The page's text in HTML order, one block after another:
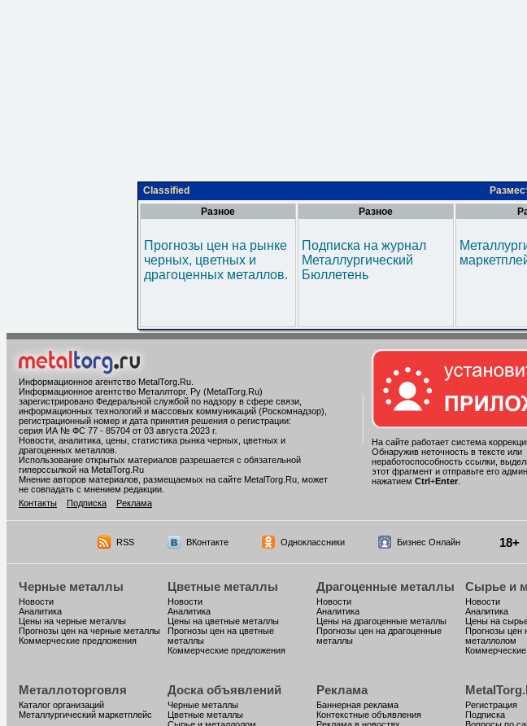
Classified
Разное
Прогнозы цен на рынке
черных, цветных и
драгоценных металлов.
Разное
Подписка на журнал
Металлургический
Бюллетень
Информационное агентство MetalTorg.Ru
Информационное агентство Металлторг. Ру (MetalTorg.Ru)
зарегистрировано Федеральной службой по надзору в сфере связи,
информационных технологий и массовых коммуникаций (Роскомнадзор),
регистрационный номер и дата принятия решения о регистрации:
серия ИА № ФС 77 - 85704 от 03 августа 2023 г.
Новости, аналитика, цены, статистика рынка черных, цветных и
драгоценных металлов.
Использование открытых материалов разрешается с обязательной
гиперссылкой на MetalTorg.Ru
Мнение авторов материалов, размещаемых на сайте MetalTorg.Ru, может
не совпадать с мнением редакции.
Контакты
Подписка Реклама
На сайте работает система
Обнаружив неточность в тексте или
неработоспособность ссылки,
этот фрагмент и отправьте его
нажатием Ctrl +Enter.
RSS ВКонтакте Одноклассники Бизнес Онлайн 18+
Черные металлы
Новости
Аналитика
Цены на черные металлы
Прогнозы цен на черные металлы
Коммерческие предложения
Цветные металлы
Новости
Аналитика
Цены на цветные металлы
Прогнозы цен на цветные
металлы
Коммерческие предложения
Драгоценные металлы
Новости
Аналитика
Цены на драгоценные металлы
Прогнозы цен на драгоценные
металлы
Сырье и
Новости
Аналитика
Цены на
Прогнозы цен
металлолом
Металлоторговля
Каталог организаций
Металлургический маркетплейс
Доска объявлений
Черные металлы
Цветные металлы
Реклама
Баннерная реклама
Контекстные объявления
Регистрация
Подписка